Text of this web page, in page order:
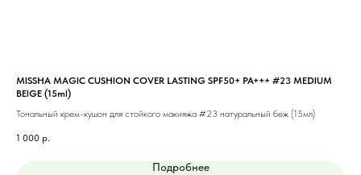
MISSHA MAGIC CUSHION COVER LASTING SPF50+ PA+++ #23 MEDIUM
BEIGE (15ml)
Тональный крем-кушон для стойкого макияжа #23 натуральный беж (15мл)
1 000 р.
Подробнее